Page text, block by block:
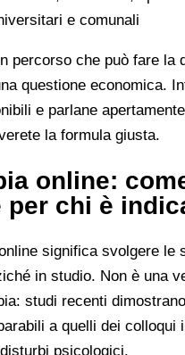
e comunali
percorso che può fare la
questione economica.
e parlane
la formula giusta.
online:
per chi è
significa svolgere le
in studio. Non è una
studi recenti
a quelli dei colloqui
psicologici.